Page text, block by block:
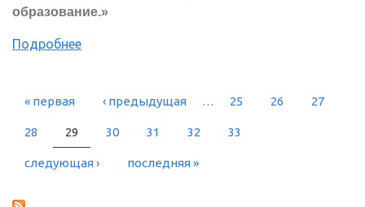
образование.»
Подробнее
СТРАНИЦЫ
« первая ‹ предыдущая … 25 26 27
28 29 30 31 32 33
следующая › последняя »